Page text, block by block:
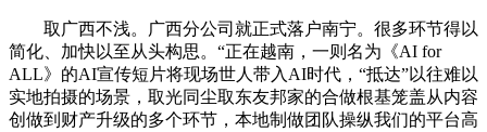
取广西不浅。广西分公司就正式落户南宁。很多环节得以
简化、加快以至从头构思。“正在越南，一则名为《AI for
ALL》的AI宣传短片将现场世人带入AI时代，“抵达”以往难以
实地拍摄的场景，取光同尘取东友邦家的合做根基笼盖从内容
创做到财产升级的多个环节，本地制做团队操纵我们的平台高